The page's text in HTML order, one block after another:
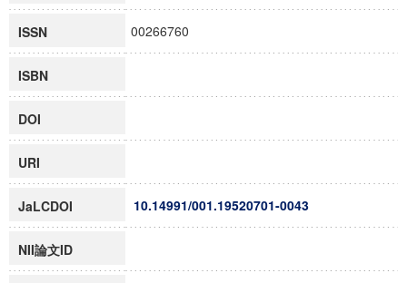
ISSN 00266760
ISBN
DOI
URI
JaLCDOI 10.14991/001.19520701-0043
NII論文ID